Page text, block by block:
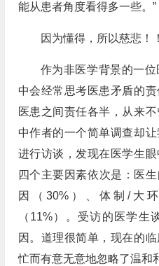
能从患者角度看得多一些。”
因为懂得，所以慈悲！！
作为非医学背景的一
中会经常思考医患矛盾的
医患之间责任各半，从来
中作者的一个简单调查却
进行访谈，发现在医学生
四个主要因素依次是：医
因（30%）、体制/大
（11%）。受访的医学生
因。道理很简单，现在的
忙而有意无意地忽略了温和